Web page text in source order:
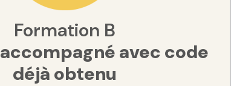
Formation B
accompagné avec code
déjà obtenu